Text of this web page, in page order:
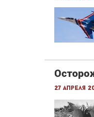
27 апреля